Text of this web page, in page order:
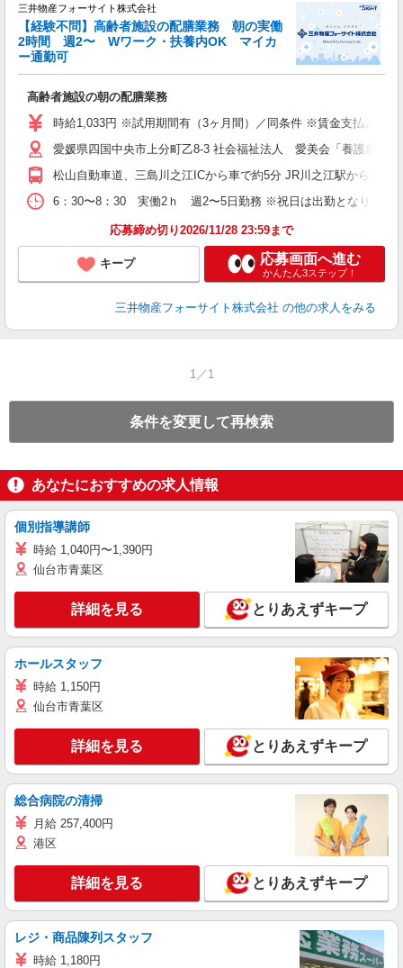
三井物産フォーサイト株式会社
【経験不問】高齢者施設の配膳業務 朝の実働
2時間 週2〜 Wワーク・扶養内OK マイカ
ー通勤可
高齢者施設の朝の配膳業務
時給1,033円 ※試用期間有（3ヶ月間）／同条件 ※賃金支払／末
愛媛県四国中央市上分町乙8-3 社会福祉法人 愛美会「養護老人
松山自動車道、三島川之江ICから車で約5分 JR川之江駅から車で
6：30〜8：30 実働2ｈ 週2〜5日勤務 ※祝日は出勤となります。
応募締め切り2026/11/28 23:59まで
キープ 応募画面へ進む
かんたん3ステップ！
三井物産フォーサイト株式会社 の他の求人をみる
1／1
条件を変更して再検索
あなたにおすすめの求人情報
個別指導講師
時給 1,040円〜1,390円
仙台市青葉区
詳細を見る とりあえずキープ
ホールスタッフ
時給 1,150円
仙台市青葉区
詳細を見る とりあえずキープ
総合病院の清掃
月給 257,400円
港区
詳細を見る とりあえずキープ
レジ・商品陳列スタッフ
時給 1,180円